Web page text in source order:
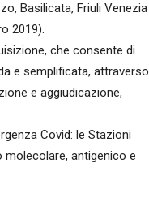
Basilicata, Friuli Venezia
2019).
che consente di
e semplificata, attraverso
e aggiudicazione,
Covid: le Stazioni
molecolare, antigenico e